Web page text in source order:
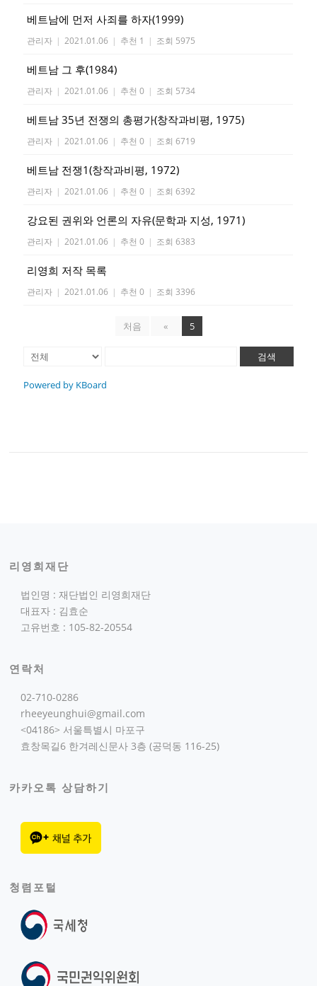
베트남에 먼저 사죄를 하자(1999)
관리자 | 2021.01.06 | 추천 1 | 조회 5975
베트남 그 후(1984)
관리자 | 2021.01.06 | 추천 0 | 조회 5734
베트남 35년 전쟁의 총평가(창작과비평, 1975)
관리자 | 2021.01.06 | 추천 0 | 조회 6719
베트남 전쟁1(창작과비평, 1972)
관리자 | 2021.01.06 | 추천 0 | 조회 6392
강요된 권위와 언론의 자유(문학과 지성, 1971)
관리자 | 2021.01.06 | 추천 0 | 조회 6383
리영희 저작 목록
관리자 | 2021.01.06 | 추천 0 | 조회 3396
처음 « 5
검색
Powered by KBoard
리영희재단
법인명 : 재단법인 리영희재단
대표자 : 김효순
고유번호 : 105-82-20554
연락처
02-710-0286
rheeyeunghui@gmail.com
<04186> 서울특별시 마포구
효창목길6 한겨레신문사 3층 (공덕동 116-25)
카카오톡 상담하기
청렴포털